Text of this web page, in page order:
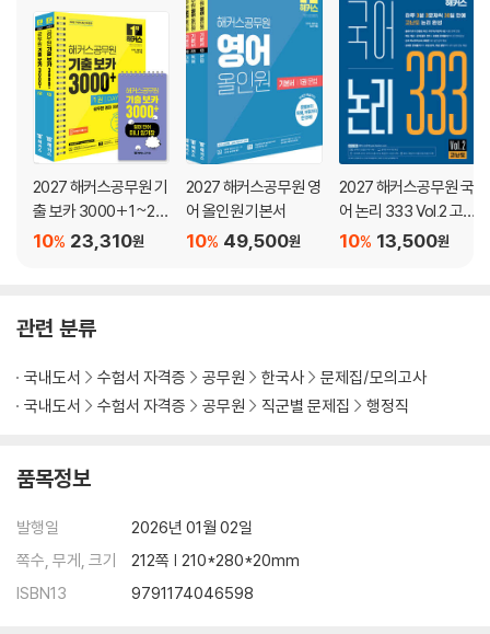
23일 하프모의고사 23
24일 하프모의고사 24
실전모의고사
실전모의고사 제1회
실전모의고사 제2회
실전모의고사 제3회
OMR 답안지
2027 해커스공무원 기
출 보카 3000+ 1~2권
+영어단어 미니암기장
23,310원
10%
2027 해커스공무원 영
어 올인원 기본서
49,500원
10%
2027 해커스공무원 국
어 논리 333 Vol.2 고
난도 13,500원
10%
관련 분류
국내도서 수험서 자격증 공무원 한국사
문제집/모의고사
국내도서
수험서 자격증 공무원 직군별 문제집 행정직
품목정보
발행일
2026년 01월 02일
쪽수, 무게, 크기
212쪽 | 210*280*20mm
ISBN13
9791174046598